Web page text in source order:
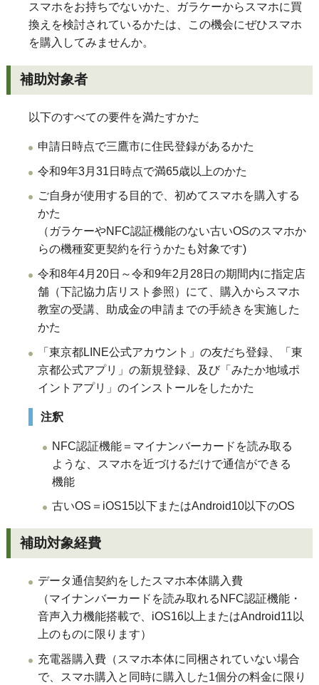
スマホをお持ちでないかた、ガラケーからスマホに買
換えを検討されているかたは、この機会にぜひスマホ
を購入してみませんか。
補助対象者
以下のすべての要件を満たすかた
申請日時点で三鷹市に住民登録があるかた
令和9年3月31日時点で満65歳以上のかた
ご自身が使用する目的で、初めてスマホを購入する
かた
（ガラケーやNFC認証機能のない古いOSのスマホか
らの機種変更契約を行うかたも対象です)
令和8年4月20日～令和9年2月28日の期間内に指定店
舗（下記協力店リスト参照）にて、購入からスマホ
教室の受講、助成金の申請までの手続きを実施した
かた
「東京都LINE公式アカウント」の友だち登録、「東
京都公式アプリ」の新規登録、及び「みたか地域ポ
イントアプリ」のインストールをしたかた
注釈
NFC認証機能＝マイナンバーカードを読み取る
ような、スマホを近づけるだけで通信ができる
機能
古いOS＝iOS15以下またはAndroid10以下のOS
補助対象経費
データ通信契約をしたスマホ本体購入費
（マイナンバーカードを読み取れるNFC認証機能・
音声入力機能搭載で、iOS16以上またはAndroid11以
上のものに限ります）
充電器購入費（スマホ本体に同梱されていない場合
で、スマホ購入と同時に購入した1個分の料金に限り